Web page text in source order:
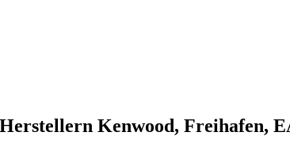
Kenwood, Freihafen,